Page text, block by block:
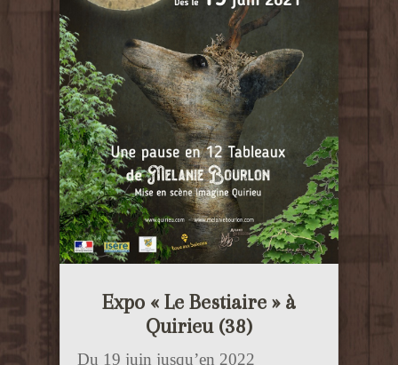
Expo « Le Bestiaire » à
Quirieu (38)
Du 19 juin jusqu’en 2022